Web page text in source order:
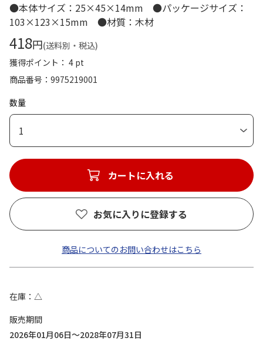
●本体サイズ：25×45×14mm ●パッケージサイズ：
103×123×15mm ●材質：木材
418円(送料別・税込)
獲得ポイント： 4 pt
商品番号
9975219001
数量
1
カートに入れる
お気に入りに登録する
商品についてのお問い合わせはこちら
在庫
△
販売期間
2026年01月06日～2028年07月31日